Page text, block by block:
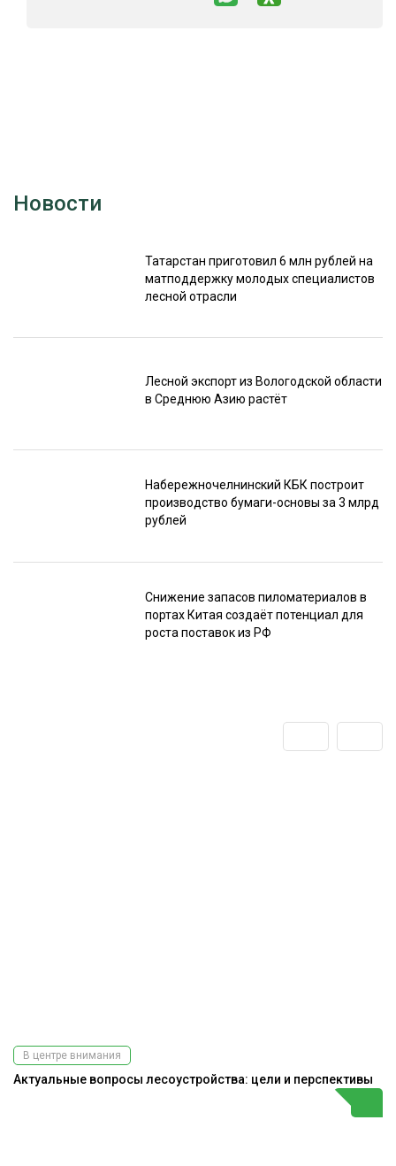
Новости
Татарстан приготовил 6 млн рублей на
матподдержку молодых специалистов
лесной отрасли
Лесной экспорт из Вологодской области
в Среднюю Азию растёт
Набережночелнинский КБК построит
производство бумаги-основы за 3 млрд
рублей
Снижение запасов пиломатериалов в
портах Китая создаёт потенциал для
роста поставок из РФ
В центре внимания
Актуальные вопросы лесоустройства: цели и перспективы